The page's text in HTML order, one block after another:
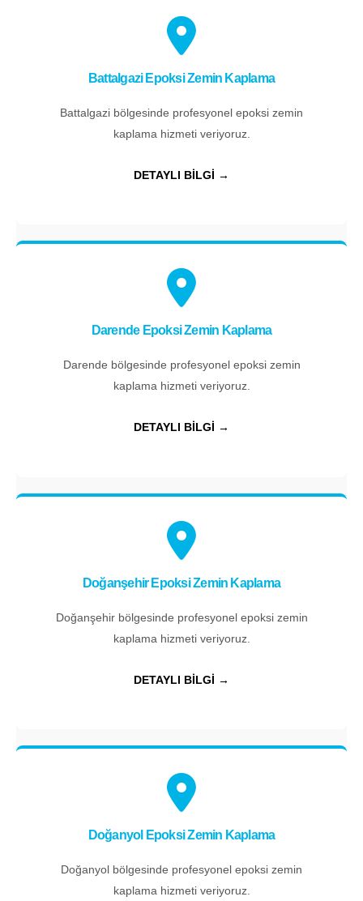
Battalgazi Epoksi Zemin Kaplama
Battalgazi bölgesinde profesyonel epoksi zemin
kaplama hizmeti veriyoruz.
DETAYLI BİLGİ →
Darende Epoksi Zemin Kaplama
Darende bölgesinde profesyonel epoksi zemin
kaplama hizmeti veriyoruz.
DETAYLI BİLGİ →
Doğanşehir Epoksi Zemin Kaplama
Doğanşehir bölgesinde profesyonel epoksi zemin
kaplama hizmeti veriyoruz.
DETAYLI BİLGİ →
Doğanyol Epoksi Zemin Kaplama
Doğanyol bölgesinde profesyonel epoksi zemin
kaplama hizmeti veriyoruz.